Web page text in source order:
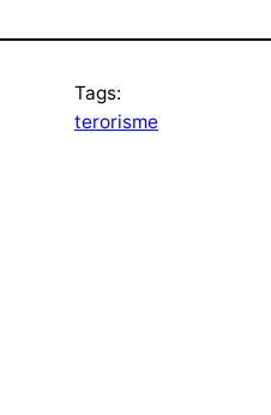
Tags:
terorisme